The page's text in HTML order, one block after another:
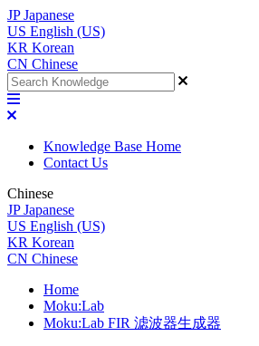
JP Japanese
US English (US)
KR Korean
CN Chinese
Knowledge Base Home
Contact Us
Chinese
JP Japanese
US English (US)
KR Korean
CN Chinese
Home
Moku:Lab
Moku:Lab FIR 滤波器生成器